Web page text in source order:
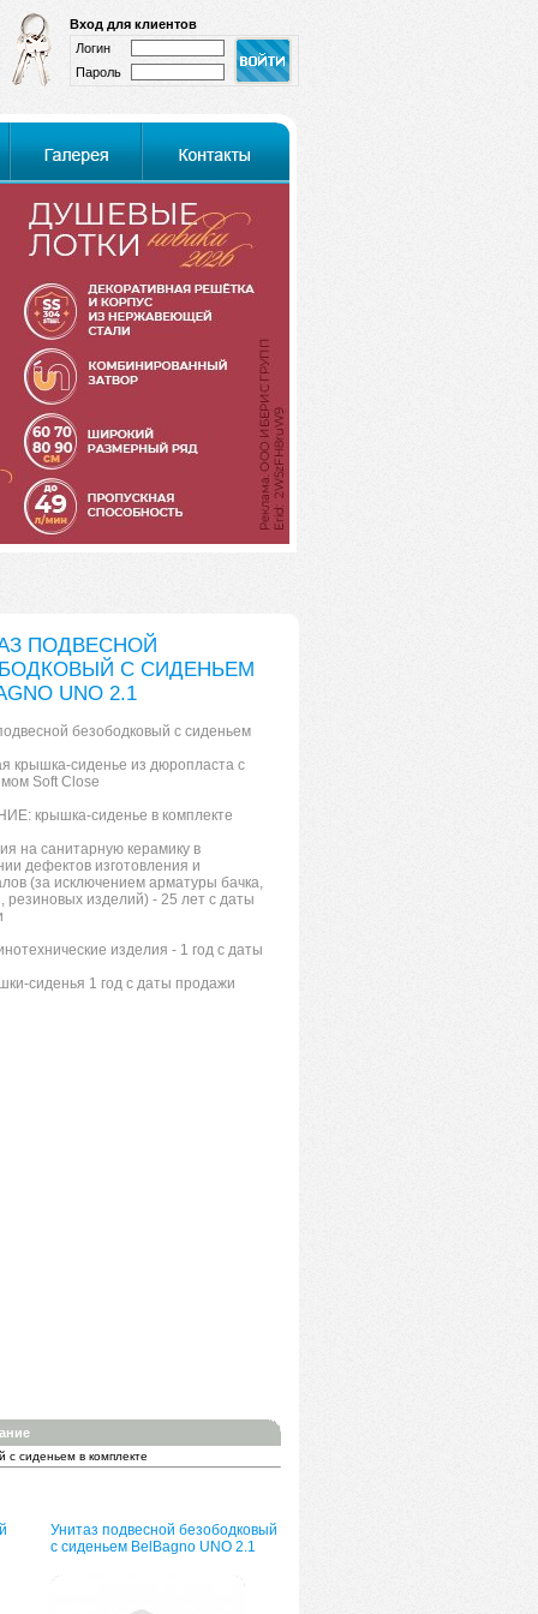
Вход для клиентов
Логин
Пароль
ПОДВЕСНОЙ
С СИДЕНЬЕМ
UNO 2.1
безободковый c сиденьем
крышка-сиденье из дюропласта с
Soft Close
крышка-сиденье в комплекте
на санитарную керамику в
дефектов изготовления и
(за исключением арматуры бачка,
резиновых изделий) - 25 лет с даты
изделия - 1 год с даты
сиденья 1 год с даты продажи
с сиденьем в комплекте
Унитаз подвесной безободковый
с сиденьем BelBagno UNO 2.1